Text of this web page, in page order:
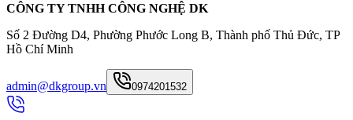
CÔNG TY TNHH CÔNG NGHỆ DK
Số 2 Đường D4, Phường Phước Long B, Thành phố Thủ Đức, TP
Hồ Chí Minh
admin@dkgroup.vn 0974201532